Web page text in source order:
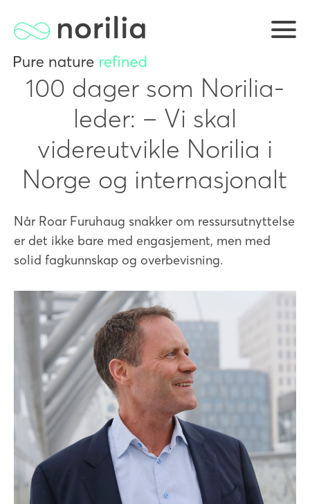
100 dager som Norilia-
leder: – Vi skal
videreutvikle Norilia i
Norge og internasjonalt
Når Roar Furuhaug snakker om ressursutnyttelse
er det ikke bare med engasjement, men med
solid fagkunnskap og overbevisning.